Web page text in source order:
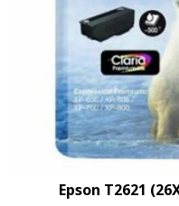
Epson T2621